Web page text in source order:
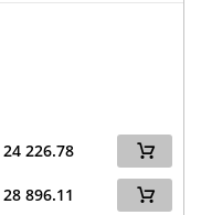
24 226.78
28 896.11